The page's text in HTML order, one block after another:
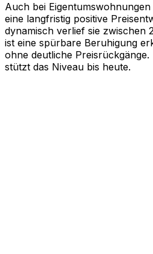
Auch bei
eine langfristig positive
dynamisch verlief sie zwischen
ist eine spürbare Beruhigung
ohne deutliche
stützt das Niveau bis heute.